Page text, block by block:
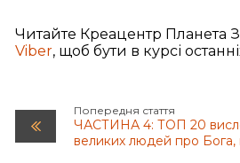
Читайте Креацентр Планета
Viber, щоб бути в курсі
Попередня стаття
ЧАСТИНА 4: ТОП 20
великих людей про Бога,